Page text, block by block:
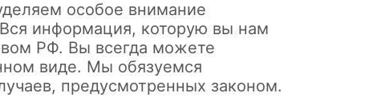
особое внимание
информация, которую вы нам
РФ. Вы всегда можете
виде. Мы обязуемся
предусмотренных законом.